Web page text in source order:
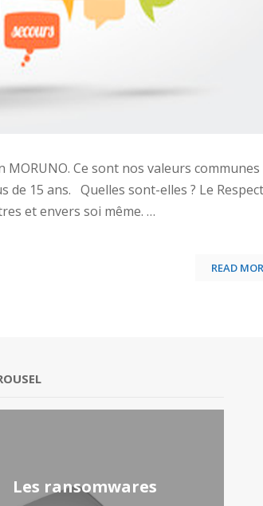
MORUNO. Ce sont nos valeurs
15 ans. Quelles sont-elles ? Le
et envers soi même. …
READ
est une entreprise